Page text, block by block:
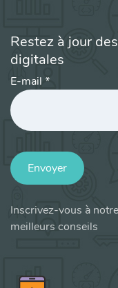
Restez à jour
digitales
E-mail *
Envoyer
Inscrivez-vous à
meilleurs conseils